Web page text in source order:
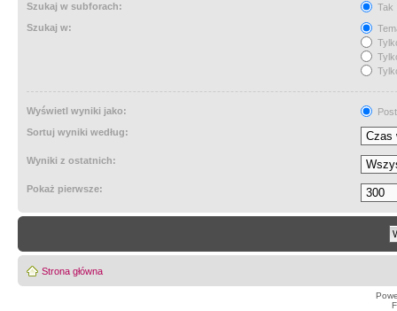
Szukaj w subforach:
Tak
Szukaj w:
Wyświetl wyniki jako:
Sortuj wyniki według:
Wyniki z ostatnich:
Pokaż pierwsze:
Strona główna